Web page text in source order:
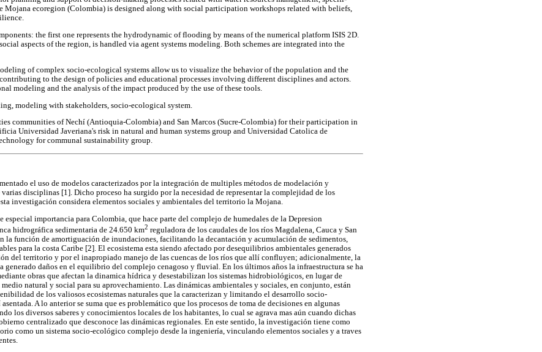
Mojana ecoregion (Colombia) is designed along with social participation workshops related with beliefs,
the first one represents the hydrodynamic of flooding by means of the numerical platform ISIS 2D.
aspects of the region, is handled via agent systems modeling. Both schemes are integrated into the
of complex socio-ecological systems allow us to visualize the behavior of the population and the
to the design of policies and educational processes involving different disciplines and actors.
modeling and the analysis of the impact produced by the use of these tools.
modeling with stakeholders, socio-ecological system.
communities of Nechí (Antioquia-Colombia) and San Marcos (Sucre-Colombia) for their participation in
Universidad Javeriana's risk in natural and human systems group and Universidad Catolica de
for communal sustainability group.
el uso de modelos caracterizados por la integración de multiples métodos de modelación y
disciplinas [1]. Dicho proceso ha surgido por la necesidad de representar la complejidad de los
investigación considera elementos sociales y ambientales del territorio la Mojana.
especial importancia para Colombia, que hace parte del complejo de humedales de la Depresion
hidrográfica sedimentaria de 24.650 km2 reguladora de los caudales de los ríos Magdalena, Cauca y San
la función de amortiguación de inundaciones, facilitando la decantación y acumulación de sedimentos,
para la costa Caribe [2]. El ecosistema esta siendo afectado por desequilibrios ambientales generados
del territorio y por el inapropiado manejo de las cuencas de los ríos que allí confluyen; adicionalmente, la
generado daños en el equilibrio del complejo cenagoso y fluvial. En los últimos años la infraestructura se ha
obras que afectan la dinamica hídrica y desestabilizan los sistemas hidrobiológicos, en lugar de
natural y social para su aprovechamiento. Las dinámicas ambientales y sociales, en conjunto, están
de los valiosos ecosistemas naturales que la caracterizan y limitando el desarrollo socio-
A lo anterior se suma que es problemático que los procesos de toma de decisiones en algunas
los diversos saberes y conocimientos locales de los habitantes, lo cual se agrava mas aún cuando dichas
centralizado que desconoce las dinámicas regionales. En este sentido, la investigación tiene como
como un sistema socio-ecológico complejo desde la ingeniería, vinculando elementos sociales y a traves